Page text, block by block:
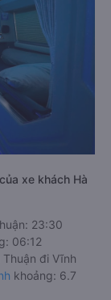
xe khách Hà
23:30
06:12
đi Vĩnh
khoảng: 6.7